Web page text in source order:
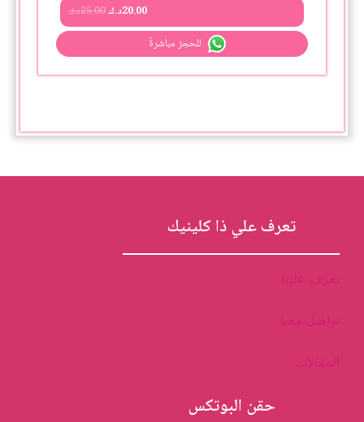
25.00د.ك 20.00د.ك
للحجز مباشرةً
تعرف علي ذا كلينيك
حقن البوتكس